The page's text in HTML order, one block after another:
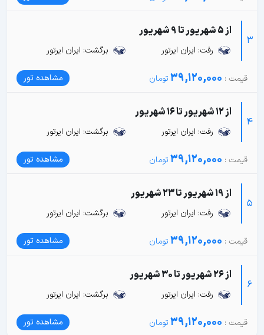
3
از 5 شهریور تا 9 شهریور
رفت: ایران ایرتور برگشت: ایران ایرتور
39,120,000 مشاهده تور
4
از 12 شهریور تا 16 شهریور
رفت: ایران ایرتور برگشت: ایران ایرتور
39,120,000 مشاهده تور
5
از 19 شهریور تا 23 شهریور
رفت: ایران ایرتور برگشت: ایران ایرتور
39,120,000 مشاهده تور
6
از 26 شهریور تا 30 شهریور
رفت: ایران ایرتور برگشت: ایران ایرتور
39,120,000 مشاهده تور